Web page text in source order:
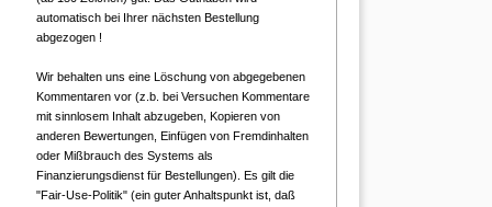
automatisch bei Ihrer nächsten Bestellung
abgezogen !
Wir behalten uns eine Löschung von abgegebenen
Kommentaren vor (z.b. bei Versuchen Kommentare
mit sinnlosem Inhalt abzugeben, Kopieren von
anderen Bewertungen, Einfügen von Fremdinhalten
oder Mißbrauch des Systems als
Finanzierungsdienst für Bestellungen). Es gilt die
"Fair-Use-Politik" (ein guter Anhaltspunkt ist, daß